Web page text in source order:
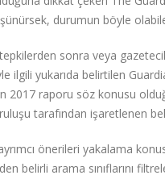
durumun böyle
sonra veya
ilgili yukarıda belirtilen
2017 raporu söz konusu
tarafından işaretlenen
önerileri yakalama
belirli arama sınıflarını